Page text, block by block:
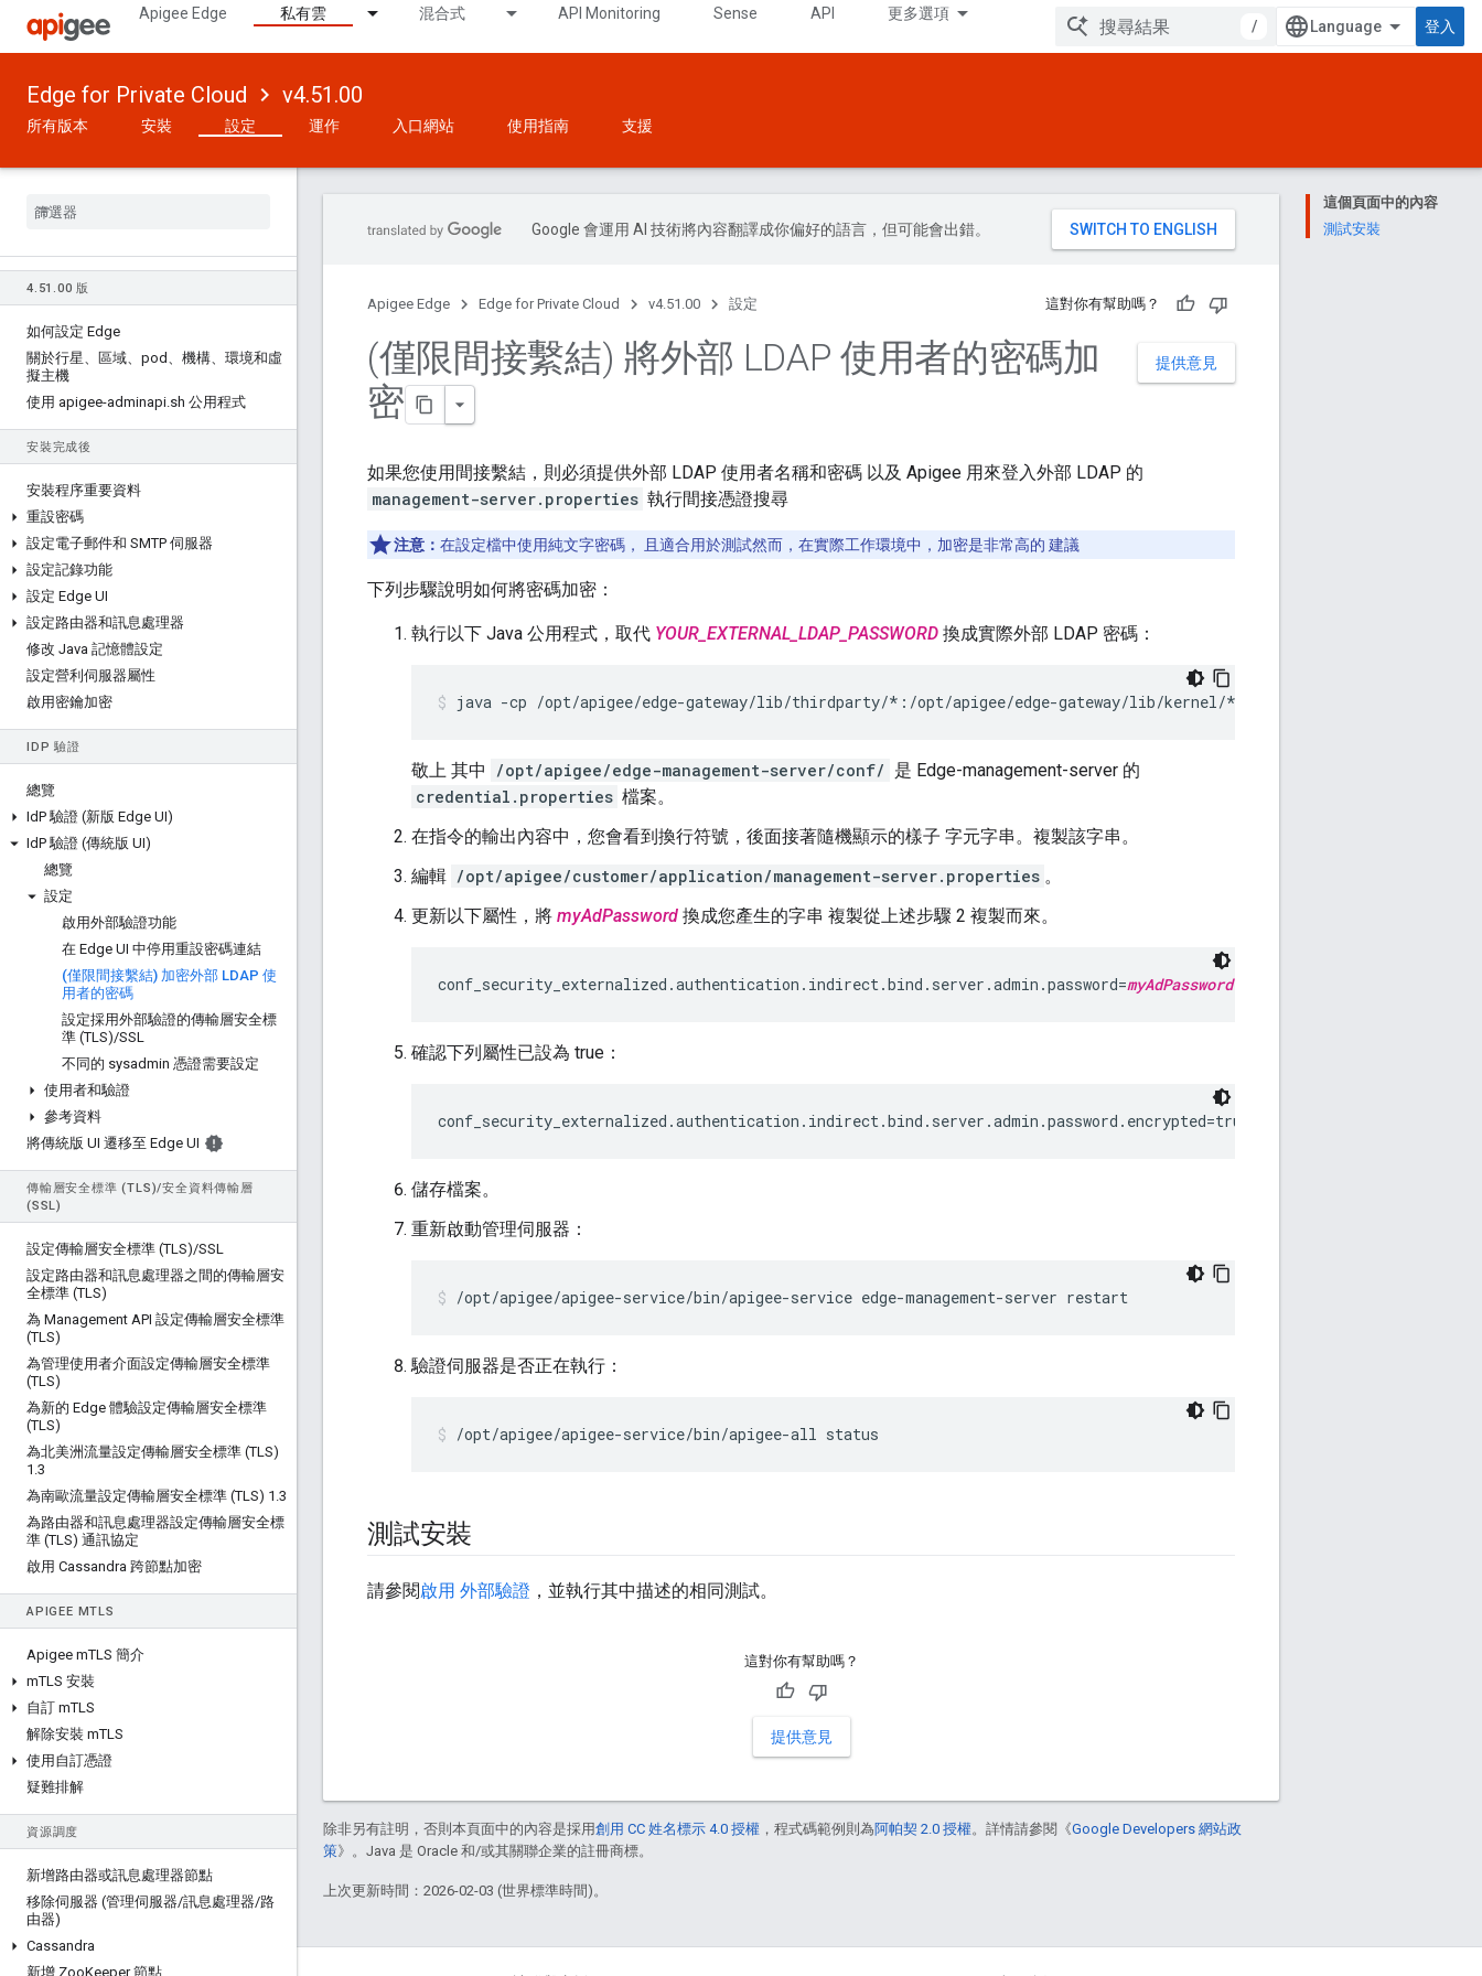
Apigee Edge 私有雲 混合式 API Monitoring Sense API 更多選項
/ 登入
Edge for Private Cloud v4.51.00
所有版本 安裝 設定 運作 入口網站 使用指南 支援
4. 51 .00 版
如何設定 Edge
關於行星、區域、pod、機構、環境和虛
擬主機
使用 apigee-adminapi.sh 公用程式
安裝完成後
安裝程序重要資料
重設密碼
設定電子郵件和 SMTP 伺服器
設定記錄功能
設定 Edge UI
設定路由器和訊息處理器
修改 Java 記憶體設定
設定營利伺服器屬性
啟用密鑰加密
IDP 驗證
總覽
IdP 驗證 (新版 Edge UI)
IdP 驗證 (傳統版 UI)
總覽
設定
啟用外部驗證功能
在 Edge UI 中停用重設密碼連結
(僅限間接繫結) 加密外部 LDAP 使
用者的密碼
設定採用外部驗證的傳輸層安全標
準 (TLS)/SSL
不同的 sysadmin 憑證需要設定
使用者和驗證
參考資料
將傳統版 UI 遷移至 Edge UI
傳輸層安全標準 (TLS)/安全資料傳輸層
(SSL)
設定傳輸層安全標準 (TLS)/SSL
設定路由器和訊息處理器之間的傳輸層安
全標準 (TLS)
為 Management API 設定傳輸層安全標準
(TLS)
為管理使用者介面設定傳輸層安全標準
(TLS)
為新的 Edge 體驗設定傳輸層安全標準
(TLS)
為北美洲流量設定傳輸層安全標準 (TLS)
1 .3
為南歐流量設定傳輸層安全標準 (TLS) 1 .3
為路由器和訊息處理器設定傳輸層安全標
準 (TLS) 通訊協定
啟用 Cassandra 跨節點加密
APIGEE MTLS
Apigee mTLS 簡介
mTLS 安裝
自訂 mTLS
解除安裝 mTLS
使用自訂憑證
疑難排解
資源調度
新增路由器或訊息處理器節點
移除伺服器 (管理伺服器/訊息處理器/路
由器)
Cassandra
新增 ZooKeeper 節點
這個頁面中的內容
測試安裝
Google 會運用 AI 技術將內容翻譯成你偏好的語言，但可能會出錯。
Apigee Edge Edge for Private Cloud v4.51.00 設定 這對你有幫助嗎？
提供意見
(僅限間接繫結) 將外部 LDAP 使用者的密碼加
密
如果您使用間接繫結，則必須提供外部 LDAP 使用者名稱和密碼 以及 Apigee 用來登入外部 LDAP 的
management-server.properties 執行間接憑證搜尋
注意： 在設定檔中使用純文字密碼， 且適合用於測試然而，在實際工作環境中，加密是非常高的 建議
下列步驟說明如何將密碼加密：
執行以下 Java 公用程式，取代 YOUR_EXTERNAL_LDAP_PASSWORD 換成實際外部 LDAP 密碼：
java -cp /opt/apigee/edge-gateway/lib/thirdparty/*:/opt/apigee/edge-gateway/lib/kernel/*:/opt/apigee/edge-
敬上 其中 /opt/apigee/edge-management-server/conf/ 是 Edge-management-server 的
credential.properties 檔案。
在指令的輸出內容中，您會看到換行符號，後面接著隨機顯示的樣子 字元字串。複製該字串。
編輯 /opt/apigee/customer/application/management-server.properties 。
更新以下屬性，將 myAdPassword 換成您產生的字串 複製從上述步驟 2 複製而來。
conf_security_externalized.authentication.indirect.bind.server.admin.password=myAdPassword
確認下列屬性已設為 true：
conf_security_externalized.authentication.indirect.bind.server.admin.password.encrypted=true
儲存檔案。
重新啟動管理伺服器：
/opt/apigee/apigee-service/bin/apigee-service edge-management-server restart
驗證伺服器是否正在執行：
/opt/apigee/apigee-service/bin/apigee-all status
測試安裝
請參閱啟用 外部驗證 ，並執行其中描述的相同測試。
這對你有幫助嗎？
提供意見
除非另有註明，否則本頁面中的內容是採用創用 CC 姓名標示 4.0 授權 ，程式碼範例則為阿帕契 2.0 授權。詳情請參閱《Google Developers 網站政
策》。Java 是 Oracle 和/或其關聯企業的註冊商標。
上次更新時間：2026-02-03 (世界標準時間)。